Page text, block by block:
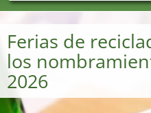
Ferias de
los
2026
Nombres de ferias
Sectores de ferias
Sectores de proveedor